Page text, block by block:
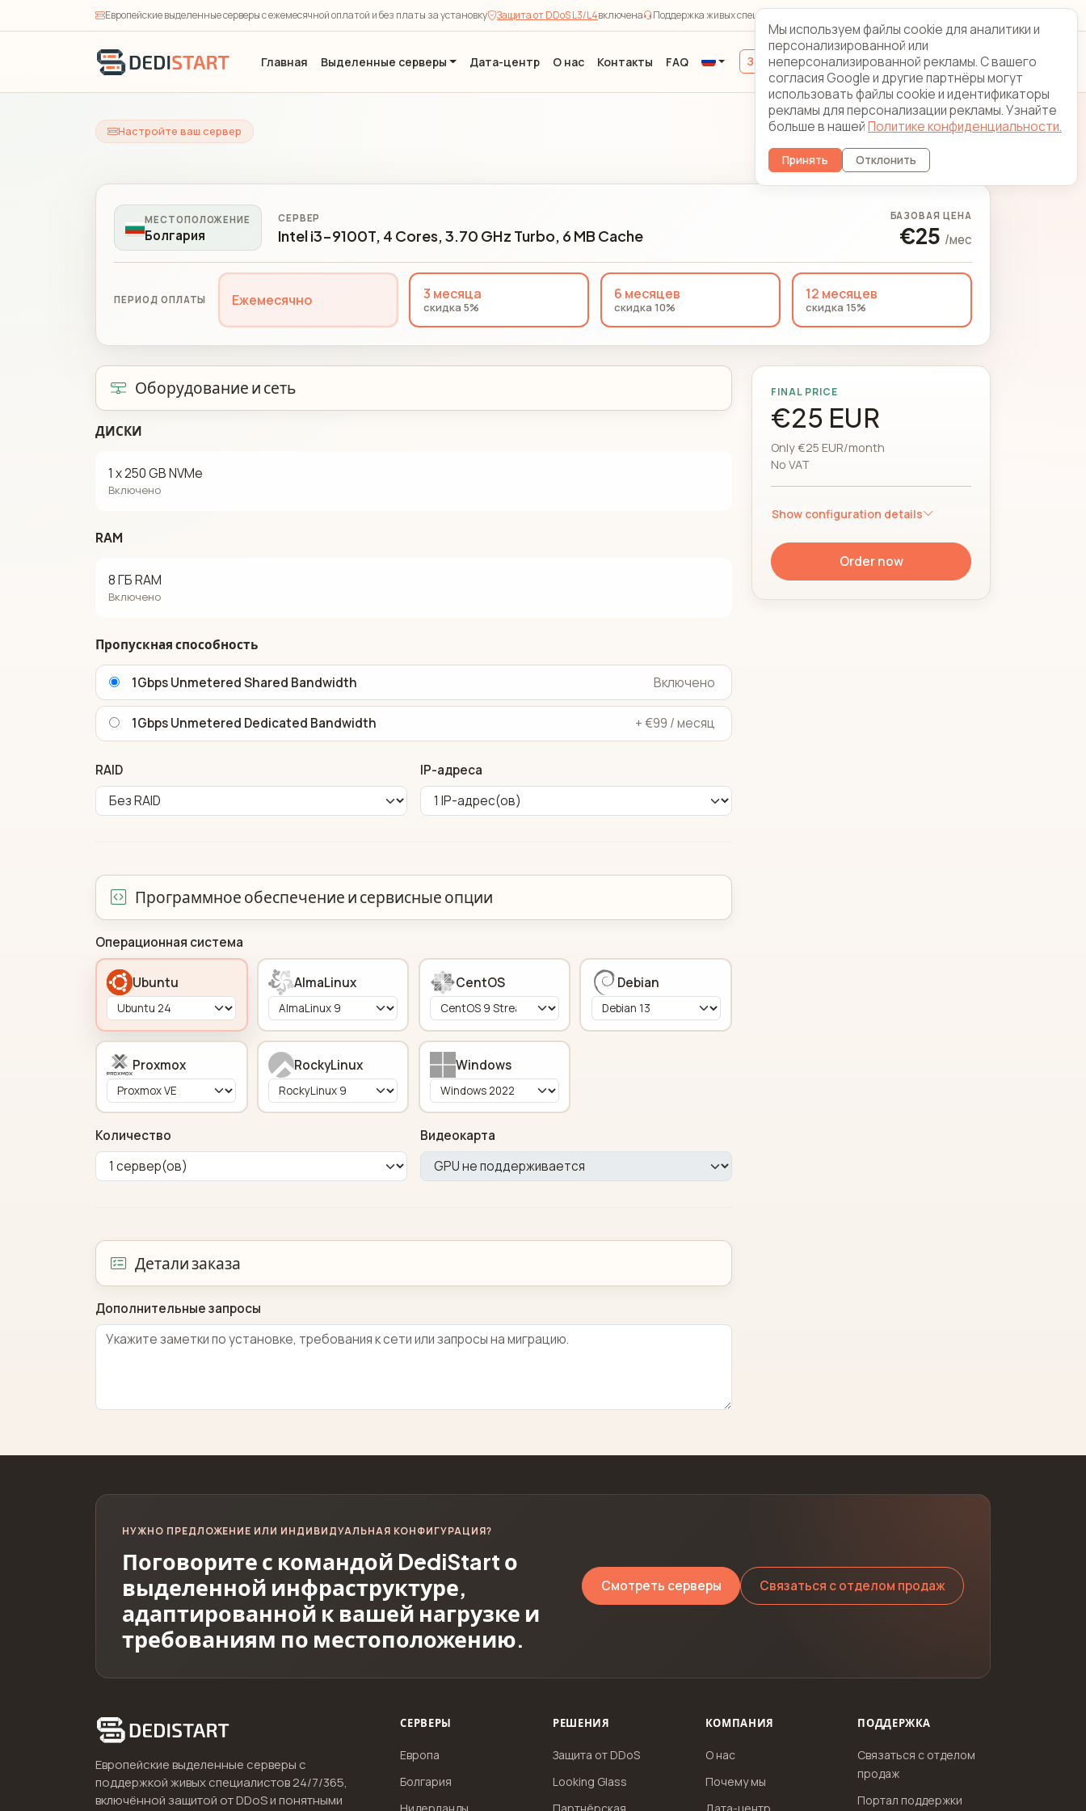
Европейские выделенные серверы с ежемесячной оплатой и без платы за установку Защита от DDoS L3/L4включена Поддержка живых специалистов 24/7/365
Главная Выделенные серверы Дата-центр О нас Контакты FAQ Зарегистрироваться Вход для клиентов
Настройте ваш сервер Изменить сервер
МЕСТОПОЛОЖЕНИЕ
Болгария
СЕРВЕР
Intel i3-9100T, 4 Cores, 3.70 GHz Turbo, 6 MB Cache
БАЗОВАЯ ЦЕНА
€25 /мес
ПЕРИОД ОПЛАТЫ Ежемесячно 3 месяца
скидка 5%
6 месяцев
скидка 10%
12 месяцев
скидка 15%
Оборудование и сеть
ДИСКИ
1 x 250 GB NVMe
Включено
RAM
8 ГБ RAM
Включено
Пропускная способность
1Gbps Unmetered Shared Bandwidth Включено
1Gbps Unmetered Dedicated Bandwidth + €99 / месяц
RAID IP-адреса
Программное обеспечение и сервисные опции
Операционная система
Ubuntu AlmaLinux CentOS Debian
Proxmox RockyLinux Windows
Количество Видеокарта
Детали заказа
Дополнительные запросы
FINAL PRICE
€25 EUR
Only €25 EUR/month
No VAT
Show configuration details
Order now
НУЖНО ПРЕДЛОЖЕНИЕ ИЛИ ИНДИВИДУАЛЬНАЯ КОНФИГУРАЦИЯ?
Поговорите с командой DediStart о
выделенной инфраструктуре,
адаптированной к вашей нагрузке и
требованиям по местоположению.
Смотреть серверы Связаться с отделом продаж
Европейские выделенные серверы с
поддержкой живых специалистов 24/7/365,
включённой защитой от DDoS и понятными
СЕРВЕРЫ
Европа
Болгария
Нидерланды
РЕШЕНИЯ
Защита от DDoS
Looking Glass
Партнёрская
КОМПАНИЯ
О нас
Почему мы
Дата-центр
ПОДДЕРЖКА
Связаться с отделом
продаж
Портал поддержки
Мы используем файлы cookie для аналитики и
персонализированной или
неперсонализированной рекламы. С вашего
согласия Google и другие партнёры могут
использовать файлы cookie и идентификаторы
рекламы для персонализации рекламы. Узнайте
больше в нашейПолитике конфиденциальности.
Принять Отклонить